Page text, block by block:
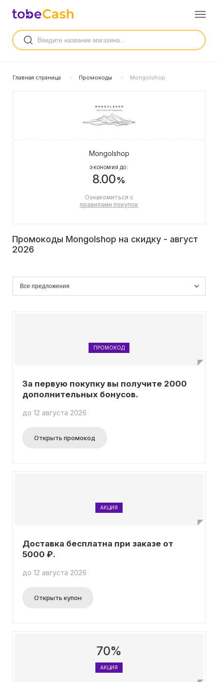
Главная страница Промокоды Mongolshop
Mongolshop
ЭКОНОМИЯ ДО:
8.00%
Ознакомиться с
правилами покупок
Промокоды Mongolshop на скидку - август
2026
ПРОМОКОД
За первую покупку вы получите 2000
дополнительных бонусов.
до 12 августа 2026
Открыть промокод
АКЦИЯ
Доставка бесплатна при заказе от
5000 ₽.
до 12 августа 2026
Открыть купон
70%
АКЦИЯ